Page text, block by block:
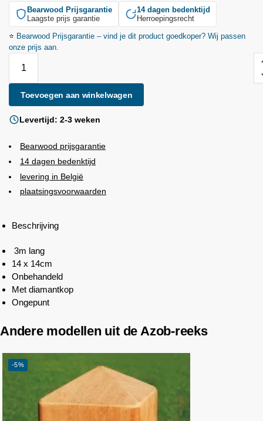
Bearwood Prijsgarantie
Laagste prijs garantie
14 dagen bedenktijd
Herroepingsrecht
⭐ Bearwood Prijsgarantie – vind je dit product goedkoper? Wij passen
onze prijs aan.
Toevoegen aan winkelwagen
Levertijd: 2-3 weken
Bearwood prijsgarantie
14 dagen bedenktijd
levering in België
plaatsingsvoorwaarden
Beschrijving
3m lang
14 x 14cm
Onbehandeld
Met diamantkop
Ongepunt
Andere modellen uit de Azob-reeks
-5%